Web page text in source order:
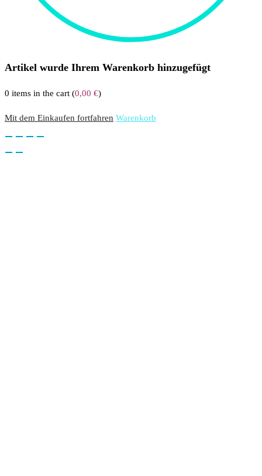
Artikel wurde Ihrem Warenkorb hinzugefügt
0 items in the cart (0,00 €)
Mit dem Einkaufen fortfahren Warenkorb